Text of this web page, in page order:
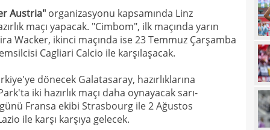
Austria" organizasyonu kapsamında Linz
maçı yapacak. "Cimbom", ilk maçında yarın
Wacker, ikinci maçında ise 23 Temmuz Çarşamba
Cagliari Calcio ile karşılaşacak.
dönecek Galatasaray, hazırlıklarına
iki hazırlık maçı daha oynayacak sarı-
günü Fransa ekibi Strasbourg ile 2 Ağustos
ile karşı karşıya gelecek.